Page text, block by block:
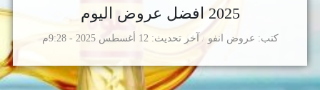
2025 افضل عروض اليوم
كتب عروض انفو آخر تحديث 12 أغسطس 2025 - 9:28م